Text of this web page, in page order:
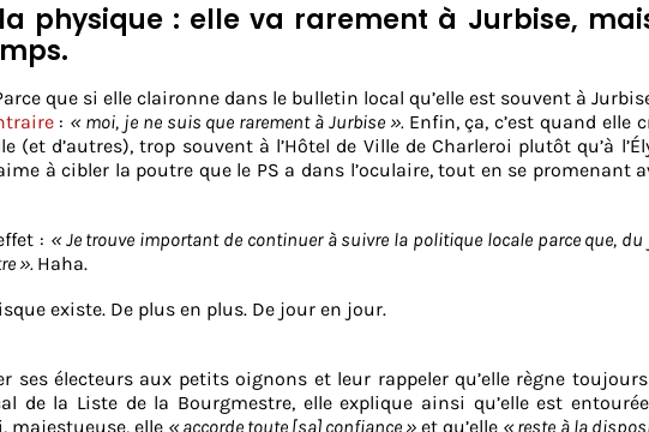
physique : elle va rarement à Jurbise,
que si elle claironne dans le bulletin local qu’elle est souvent à
: « moi, je ne suis que rarement à Jurbise ». Enfin, ça, c’est quand elle
(et d’autres), trop souvent à l’Hôtel de Ville de Charleroi plutôt qu’à
à cibler la poutre que le PS a dans l’oculaire, tout en se promenant
: «Je trouve important de continuer à suivre la politique locale parce que,
». Haha.
existe. De plus en plus. De jour en jour.
ses électeurs aux petits oignons et leur rappeler qu’elle règne
de la Liste de la Bourgmestre, elle explique ainsi qu’elle est entourée
majestueuse, elle « accorde toute [sa] confiance » et qu’elle « reste à la